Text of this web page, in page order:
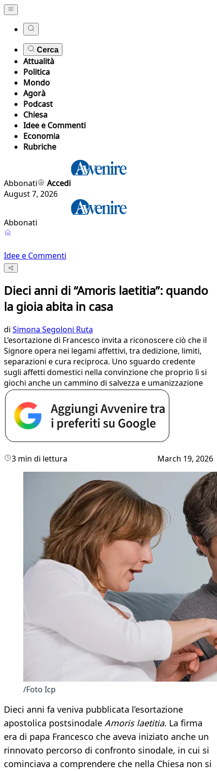
Cerca
Attualità
Politica
Mondo
Agorà
Podcast
Chiesa
Idee e Commenti
Economia
Rubriche
Abbonati
Accedi
August 7, 2026
Abbonati
Idee e Commenti
Dieci anni di “Amoris laetitia”: quando
la gioia abita in casa
di Simona Segoloni Ruta
L’esortazione di Francesco invita a riconoscere ciò che il
Signore opera nei legami affettivi, tra dedizione, limiti,
separazioni e cura reciproca. Uno sguardo credente
sugli affetti domestici nella convinzione che proprio lì si
giochi anche un cammino di salvezza e umanizzazione
3 min di lettura March 19, 2026
/Foto Icp
Dieci anni fa veniva pubblicata l’esortazione
apostolica postsinodale Amoris laetitia. La firma
era di papa Francesco che aveva iniziato anche un
rinnovato percorso di confronto sinodale, in cui si
cominciava a comprendere che nella Chiesa non si